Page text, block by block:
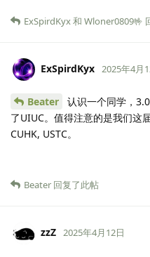
ExSpirdKyx和 Wloner0809🤟
ExSpirdKyx 2025年4月
Beater
认识一个同学，
了UIUC。值得注意的是我们这
CUHK, USTC。
Beater 回复了此帖
zzZ 2025年4月12日